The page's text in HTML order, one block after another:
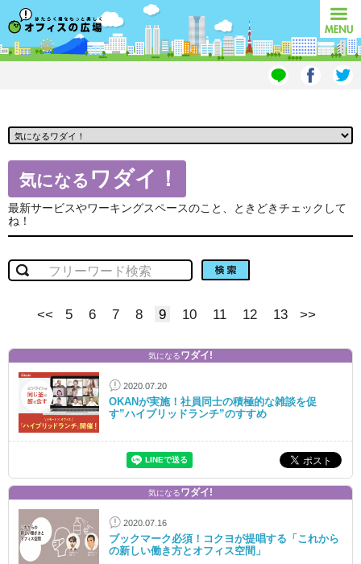
オフィスの広場 MENU
気になる ワダイ！
最新サービスやワーキングスペースのこと、ときどきチェックして
ね！
<< 5 6 7 8 9 10 11 12 13 >>
気になるワダイ!
2020.07.20
OKANが実施！社員同士の積極的な雑談を促
す”ハイブリッドランチ”のすすめ
気になるワダイ!
2020.07.16
ブックマーク必須！コクヨが提唱する「これから
の新しい働き方とオフィス空間」